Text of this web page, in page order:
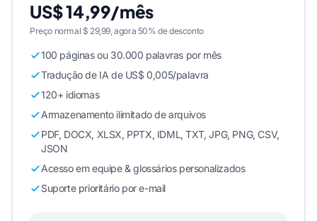
US$ 14,99/mês
Preço normal $ 29,99, agora 50% de desconto
100 páginas ou 30.000 palavras por mês
Tradução de IA de US$ 0,005/palavra
120+ idiomas
Armazenamento ilimitado de arquivos
PDF, DOCX, XLSX, PPTX, IDML, TXT, JPG, PNG, CSV,
JSON
Acesso em equipe & glossários personalizados
Suporte prioritário por e-mail